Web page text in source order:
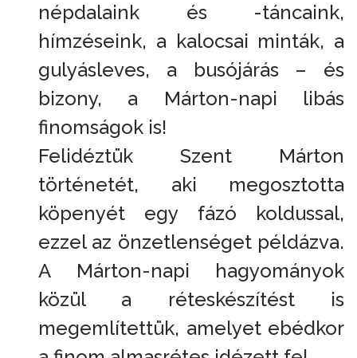
népdalaink és -táncaink,
hímzéseink, a kalocsai minták, a
gulyásleves, a busójárás – és
bizony, a Márton-napi libás
finomságok is!
Felidéztük Szent Márton
történetét, aki megosztotta
köpenyét egy fázó koldussal,
ezzel az önzetlenséget példázva.
A Márton-napi hagyományok
közül a réteskészítést is
megemlítettük, amelyet ebédkor